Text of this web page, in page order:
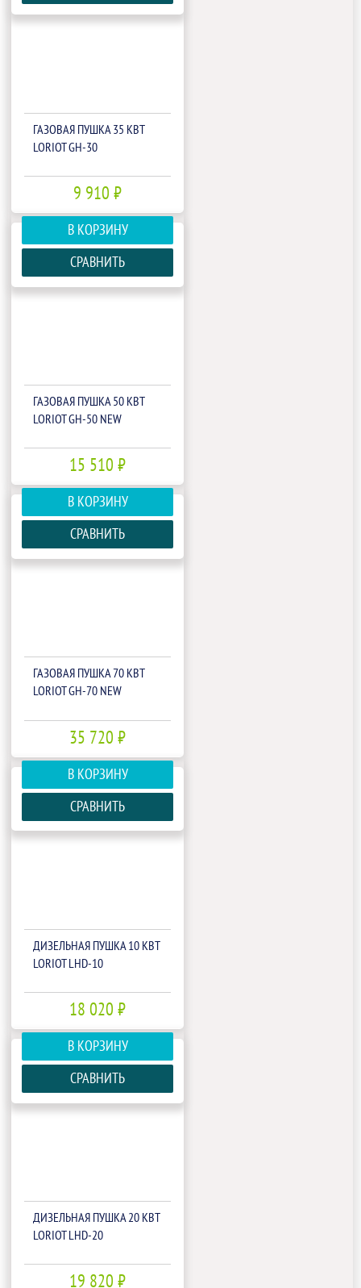
ГАЗОВАЯ ПУШКА 35 КВТ
LORIOT GH-30
9 910 ₽
В КОРЗИНУ
СРАВНИТЬ
ГАЗОВАЯ ПУШКА 50 КВТ
LORIOT GH-50 NEW
15 510 ₽
В КОРЗИНУ
СРАВНИТЬ
ГАЗОВАЯ ПУШКА 70 КВТ
LORIOT GH-70 NEW
35 720 ₽
В КОРЗИНУ
СРАВНИТЬ
ДИЗЕЛЬНАЯ ПУШКА 10 КВТ
LORIOT LHD-10
18 020 ₽
В КОРЗИНУ
СРАВНИТЬ
ДИЗЕЛЬНАЯ ПУШКА 20 КВТ
LORIOT LHD-20
19 820 ₽